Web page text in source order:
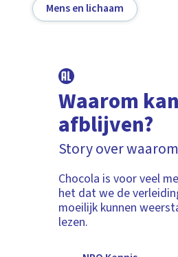
Mens en lichaam
Waarom
afblijven?
Story over
Chocola is voor veel
het dat we de
moeilijk kunnen
lezen.